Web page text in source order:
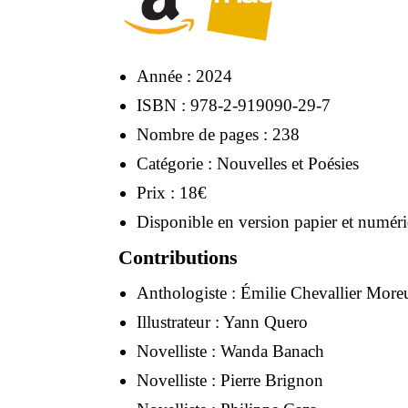
Année : 2024
ISBN : 978-2-919090-29-7
Nombre de pages : 238
Catégorie : Nouvelles et Poésies
Prix : 18€
Disponible en version papier et
Contributions
Anthologiste : Émilie Chevallier
Illustrateur : Yann Quero
Novelliste : Wanda Banach
Novelliste : Pierre Brignon